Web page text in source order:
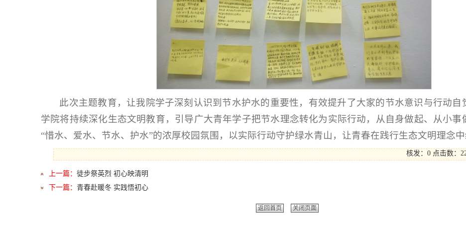
此次主题教育，让我院学子深刻认识到节水护水的重要性，有效提升了大家的节水意识与行动自
学院将持续深化生态文明教育，引导广大青年学子把节水理念转化为实际行动，从自身做起、从小事
“惜水、爱水、节水、护水”的浓厚校园氛围，以实际行动守护绿水青山，让青春在践行生态文明理念中
核发：0 点击数：
上一篇： 徒步祭英烈 初心映清明
下一篇： 青春赴暖冬 实践悟初心
返回首页 关闭页面